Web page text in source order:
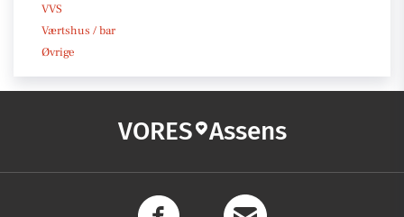
VVS
Værtshus / bar
Øvrige
VORES Assens